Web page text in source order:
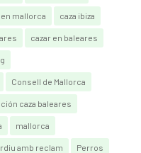
en mallorca caza ibiza
cazar en baleares
Consell de Mallorca
caza baleares
mallorca
amb reclam Perros